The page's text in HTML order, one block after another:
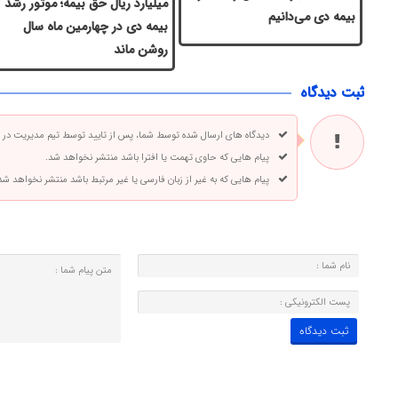
بیمه دی می‌دانیم
بیمه دی در چهارمین ماه سال
روشن ماند
ثبت دیدگاه
دیدگاه های ارسال شده توسط شما، پس از تایید توسط تیم مدیریت
پیام هایی که حاوی تهمت یا افترا باشد منتشر نخواهد شد.
پیام هایی که به غیر از زبان فارسی یا غیر مرتبط باشد منتشر نخواهد